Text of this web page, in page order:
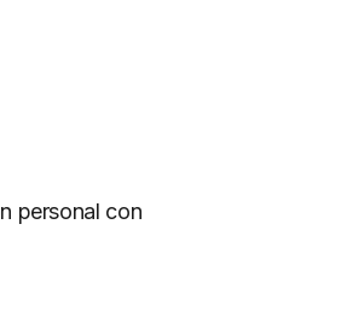
personal con